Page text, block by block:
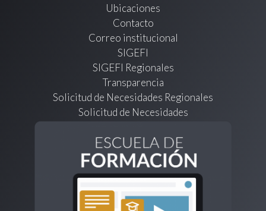
Ubicaciones
Contacto
Correo institucional
SIGEFI
SIGEFI Regionales
Transparencia
Solicitud de Necesidades Regionales
Solicitud de Necesidades